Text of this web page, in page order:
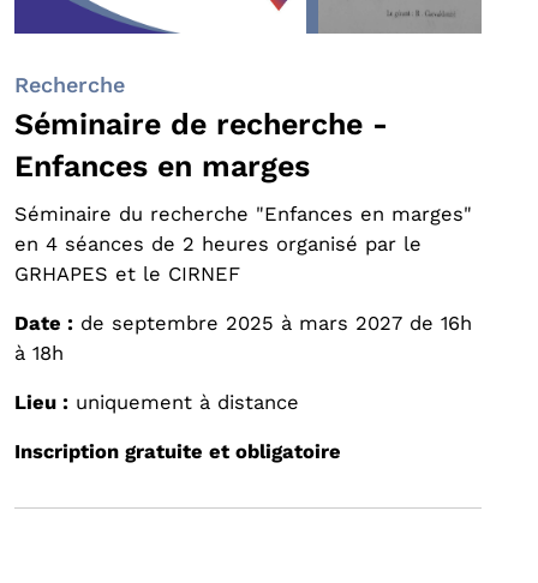
Recherche
Séminaire de recherche -
Enfances en marges
Séminaire du recherche "Enfances en marges"
en 4 séances de 2 heures organisé par le
GRHAPES et le CIRNEF
Date : de septembre 2025 à mars 2027 de 16h
à 18h
Lieu : uniquement à distance
Inscription gratuite et obligatoire